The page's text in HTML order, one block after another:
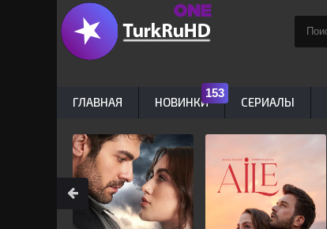
ГЛАВНАЯ НОВИНКИ СЕРИАЛЫ